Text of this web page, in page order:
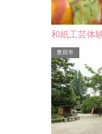
三代に仕え、
有名な大久保
和紙工芸体
豊田市